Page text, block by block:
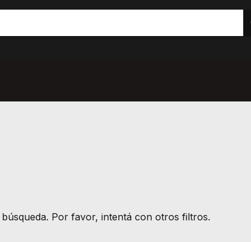
Por favor, intentá con otros filtros.